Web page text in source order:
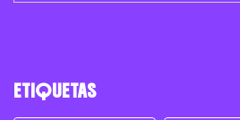
ETIQUETAS